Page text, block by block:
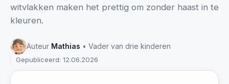
witvlakken maken het prettig om zonder haast in te
kleuren.
Auteur Mathias • Vader van drie kinderen
Gepubliceerd: 12.06.2026